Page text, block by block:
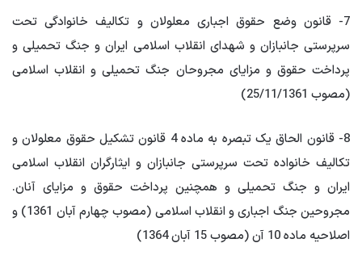
7- قانون وضع حقوق اجباری معلولان و تکالیف خانوادگی تحت
سرپرستی جانبازان و شهدای انقلاب اسلامی ایران و جنگ تحمیلی و
پرداخت حقوق و مزایای مجروحان جنگ تحمیلی و انقلاب اسلامی
(مصوب 25/11/1361)
8- قانون الحاق یک تبصره به ماده 4 قانون تشکیل حقوق معلولان و
تکالیف خانواده تحت سرپرستی جانبازان و ایثارگران انقلاب اسلامی
ایران و جنگ تحمیلی و همچنین پرداخت حقوق و مزایای آنان.
مجروحین جنگ اجباری و انقلاب اسلامی (مصوب چهارم آبان 1361) و
اصلاحیه ماده 10 آن (مصوب 15 آبان 1364)